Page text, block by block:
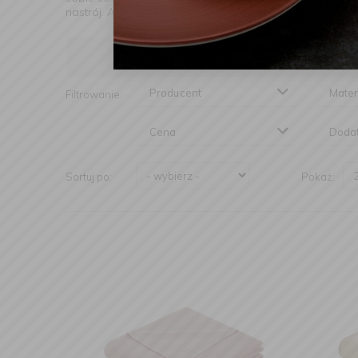
nastrój. Albo… po prostu taki, w który aż chce się wtulić.
Filtrowanie: Producent
Cena
Sortuj po: Pokaż: